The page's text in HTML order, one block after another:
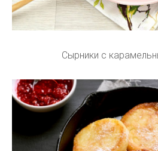
Сырники с